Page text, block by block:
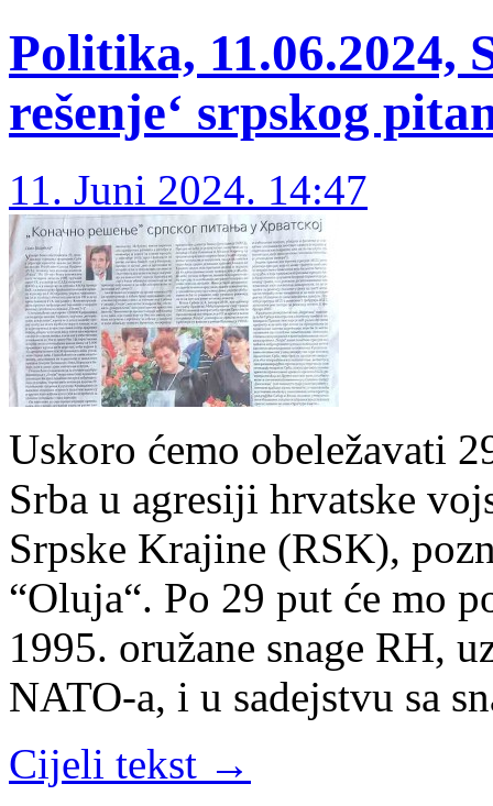
Politika, 11.06.2024,
rešenje‘ srpskog
11. Juni 2024. 14:47
Uskoro ćemo obeležavati
Srba u agresiji hrvatske
Srpske Krajine (RSK),
“Oluja“. Po 29 put će mo
1995. oružane snage RH,
NATO-a, i u sadejstvu sa
Cijeli tekst →